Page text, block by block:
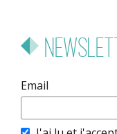
Email